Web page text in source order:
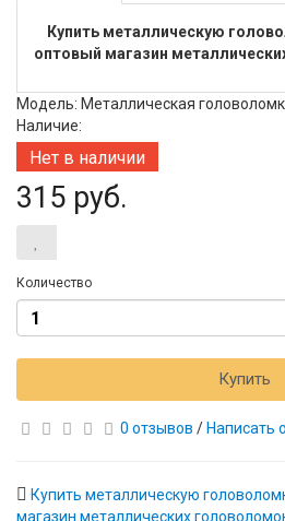
Купить металлическую
оптовый магазин
Модель: Металлическая
Наличие:
Нет в наличии
315 руб.
Количество
Купить
0 отзывов / Написать
Купить металлическую
магазин металлических